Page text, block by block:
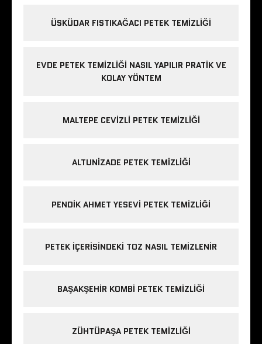
ÜSKÜDAR FISTIKAĞACI PETEK TEMIZLIĞI
EVDE PETEK TEMIZLIĞI NASIL YAPILIR PRATIK VE
KOLAY YÖNTEM
MALTEPE CEVIZLI PETEK TEMIZLIĞI
ALTUNIZADE PETEK TEMIZLIĞI
PENDIK AHMET YESEVI PETEK TEMIZLIĞI
PETEK IÇERISINDEKI TOZ NASIL TEMIZLENIR
BAŞAKŞEHIR KOMBI PETEK TEMIZLIĞI
ZÜHTÜPAŞA PETEK TEMIZLIĞI